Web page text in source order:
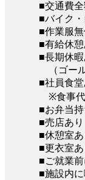
■交通費
■バイク
■作業服無
■有給休憩
■長期休暇
（ゴー
■社員食堂
※食事代
■お弁当
■売店あり
■休憩室あ
■更衣室あ
■ご就業
■施設内